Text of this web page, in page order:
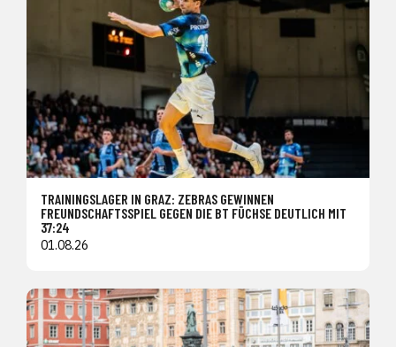
TRAININGSLAGER IN GRAZ: ZEBRAS GEWINNEN
FREUNDSCHAFTSSPIEL GEGEN DIE BT FÜCHSE DEUTLICH MIT
37:24
01.08.26